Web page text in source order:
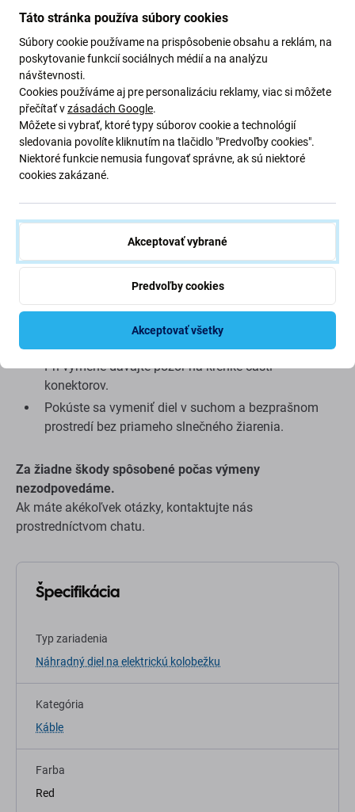
perfektnou náhradou. Je navrhnuté tak, aby obnovilo
optimálny brzdný výkon
, zaisťuje rýchle a spoľahlivé
nastavenie rýchlosti a vrátilo vašu kolobežku späť do
plnej funkčnosti
Kvalita náhradných dielov
Náhradné dielyz aftermarketuvyrába tretia strana, nie
priamo výrobca zariadenia. Ide o kópiu originálu a
minimálne líšiť vo funkčnosti, kvalite alebo vzhľade.
Tipy pred výmenou:
Výmenu dielov by mala vykonať kvalifikovaná
Na výmenu je potrebné špeciálne
Pri výmene dávajte pozor na krehké časti
konektorov.
Pokúste sa vymeniť diel v suchom a bezprašnom
prostredí bez priameho slnečného žiarenia.
Za žiadne škody spôsobené počas výmeny
nezodpovedáme.
Ak máte akékoľvek otázky, kontaktujte nás
prostredníctvom chatu.
Špecifikácia
Typ zariadenia
Náhradný diel na elektrickú kolobežku
Kategória
Káble
Farba
Red
Táto stránka používa súbory cookies
Súbory cookie používame na prispôsobenie obsahu a reklám, na
poskytovanie funkcií sociálnych médií a na analýzu
návštevnosti.
Cookies používáme aj pre personalizáciu reklamy, viac si môžete
přečítať vzásadách Google.
Môžete si vybrať, ktoré typy súborov cookie a technológií
sledovania povolíte kliknutím na tlačidlo "Predvoľby cookies".
Niektoré funkcie nemusia fungovať správne, ak sú niektoré
cookies zakázané.
Akceptovať vybrané
Predvoľby cookies
Akceptovať všetky